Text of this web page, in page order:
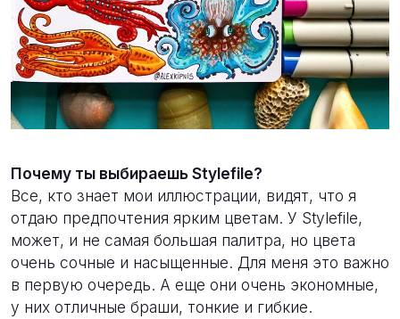
Почему ты выбираешь Stylefile?
Все, кто знает мои иллюстрации, видят, что я
отдаю предпочтения ярким цветам. У Stylefile,
может, и не самая большая палитра, но цвета
очень сочные и насыщенные. Для меня это важно
в первую очередь. А еще они очень экономные,
у них отличные браши, тонкие и гибкие.